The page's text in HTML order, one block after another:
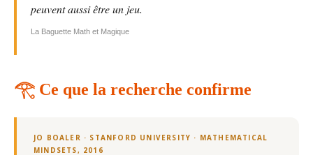
peuvent aussi être un jeu.
La Baguette Math et Magique
𓂀 Ce que la recherche confirme
JO BOALER · STANFORD UNIVERSITY · MATHEMATICAL
MINDSETS, 2016